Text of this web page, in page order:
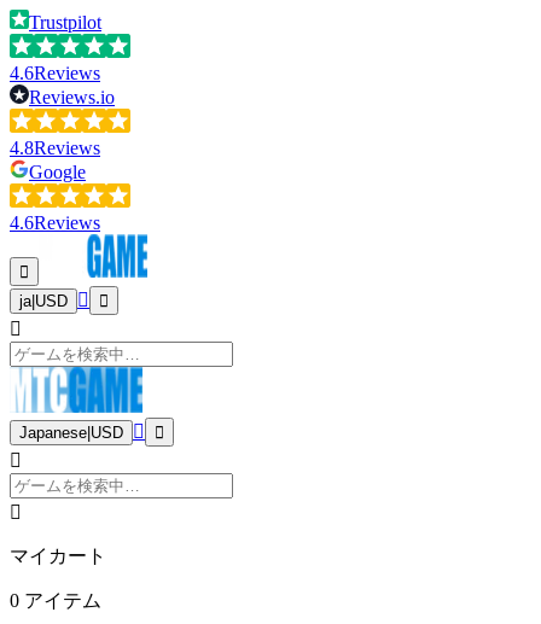
Trustpilot
4.6Reviews
Reviews.io
4.8Reviews
Google
4.6Reviews
ja| USD
Japanese USD
マイカート
0 アイテム